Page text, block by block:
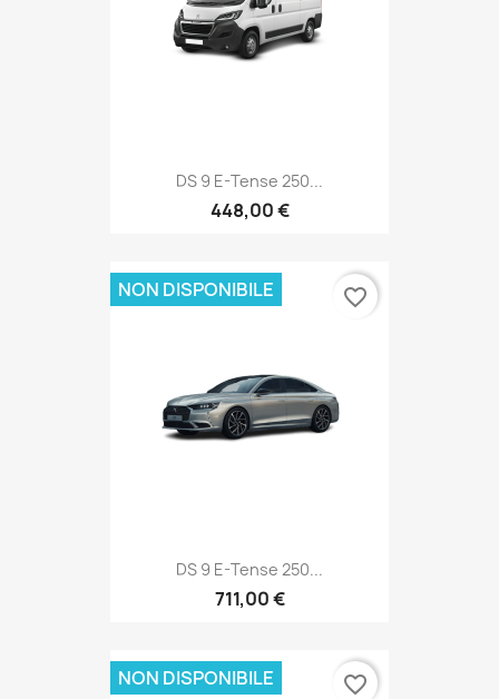
DS 9 E-Tense 250...
448,00 €
DS 9 E-Tense 250...
711,00 €
NON DISPONIBILE favorite_border
NON DISPONIBILE favorite_border